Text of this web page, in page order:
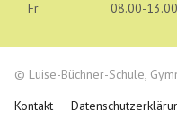
Fr 08.00-13.00
© Luise-Büchner-Schule,
Kontakt